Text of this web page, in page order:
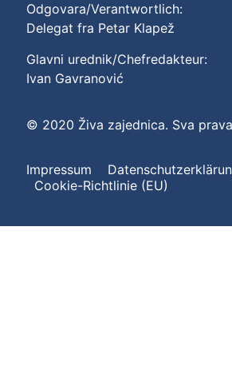
Odgovara/Verantwortlich:
Delegat fra Petar Klapež
Glavni urednik/Chefredakteur:
Ivan Gavranović
© 2020 Živa zajednica. Sva
Impressum
Cookie-Richtlinie (EU)